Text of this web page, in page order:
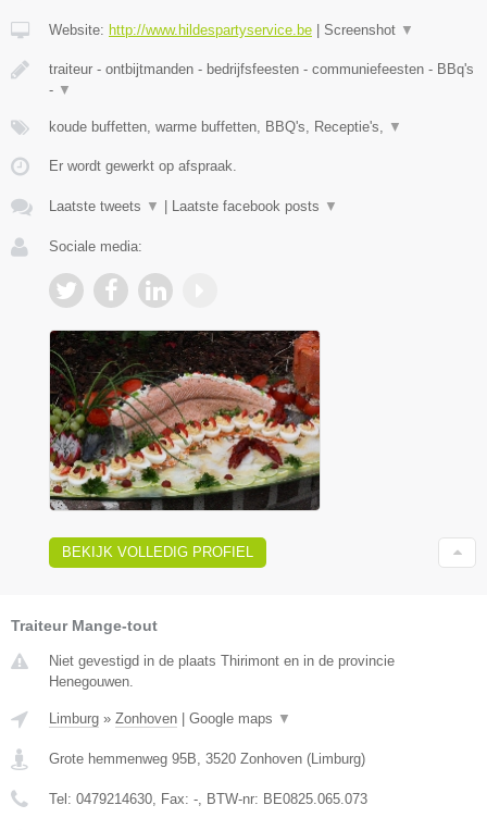
Website: http://www.hildespartyservice.be Screenshot ▼
traiteur - ontbijtmanden - bedrijfsfeesten - communiefeesten - BBq's
- ▼
koude buffetten, warme buffetten, BBQ's, Receptie's, ▼
Er wordt gewerkt op afspraak.
Laatste tweets ▼ Laatste facebook posts ▼
Sociale media:
BEKIJK VOLLEDIG PROFIEL
Traiteur Mange-tout
Niet gevestigd in de plaats Thirimont en in de provincie
Henegouwen.
Limburg » Zonhoven Google maps ▼
Grote hemmenweg 95B, 3520 Zonhoven (Limburg)
Tel: 0479214630, Fax: -, BTW-nr: BE0825.065.073